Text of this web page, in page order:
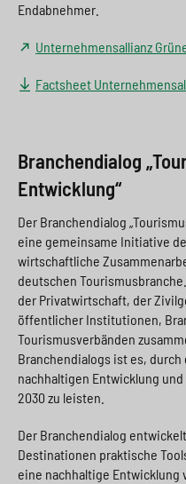
Endabnehmer.
Unternehmensallianz
Factsheet
Branchendialog
Entwicklung“
Der Branchendialog
eine gemeinsame Initiative
wirtschaftliche
deutschen
der Privatwirtschaft, der
öffentlicher Institutionen,
Tourismusverbänden
Branchendialogs ist es,
nachhaltigen Entwicklung
2030 zu leisten.
Der Branchendialog
Destinationen praktische
eine nachhaltige Entwicklung